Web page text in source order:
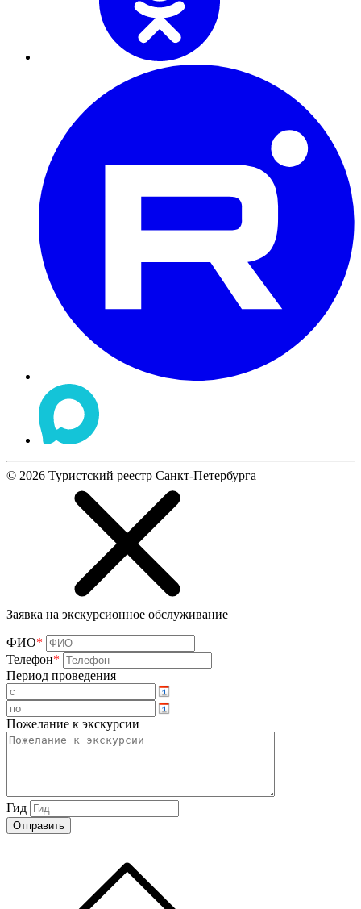
© 2026 Туристский реестр Санкт-Петербурга
Заявка на экскурсионное обслуживание
ФИО*
Телефон*
Период проведения
Пожелание к экскурсии
Гид